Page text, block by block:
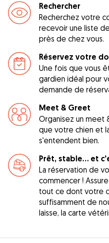
Rechercher
Recherchez votre
recevoir une liste
près de chez vous.
Réservez votre
Une fois que vous
gardien idéal pour
demande de
Meet & Greet
Organisez un meet
que votre chien et
s'entendent bien.
Prêt, stable... et
La réservation de
commencer !
tout ce dont votre
suffisamment de
laisse, la carte